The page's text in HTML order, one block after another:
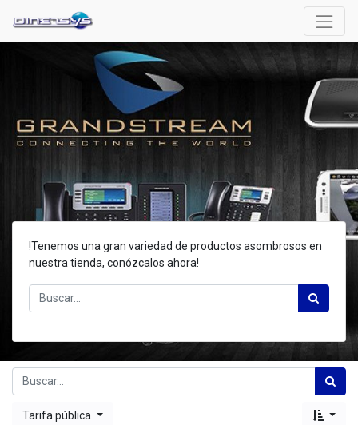
!Tenemos una gran variedad de productos asombrosos en
nuestra tienda, conózcalos ahora!
Tarifa pública